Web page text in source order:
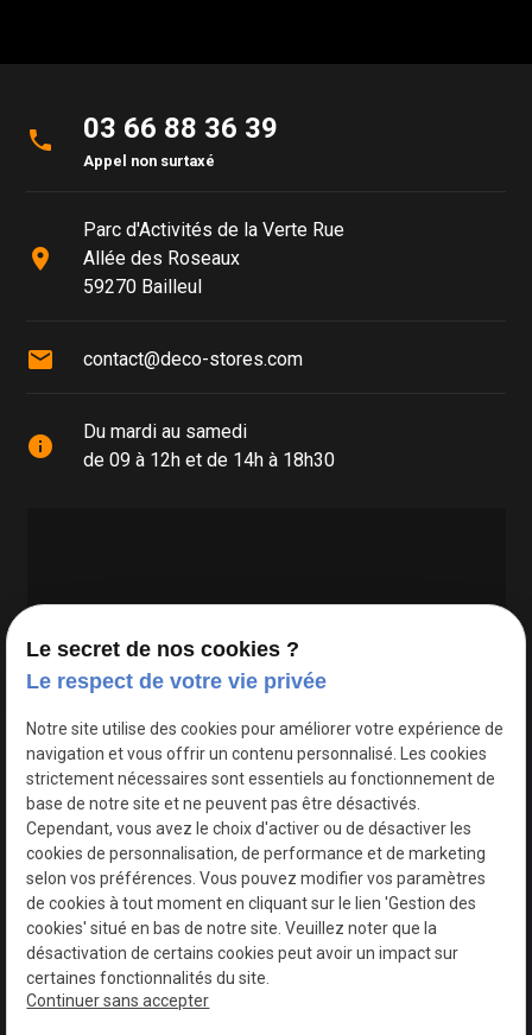
phone 03 66 88 36 39
Appel non surtaxé
place
Parc d'Activités de la Verte Rue
Allée des Roseaux
59270 Bailleul
mail contact@deco-stores.com
info
Du mardi au samedi
de 09 à 12h et de 14h à 18h30
Google Maps Search API est désactivé.
Le secret de nos cookies ?
Le respect de votre vie privée
Notre site utilise des cookies pour améliorer votre expérience de
navigation et vous offrir un contenu personnalisé. Les cookies
strictement nécessaires sont essentiels au fonctionnement de
base de notre site et ne peuvent pas être désactivés.
Cependant, vous avez le choix d'activer ou de désactiver les
cookies de personnalisation, de performance et de marketing
selon vos préférences. Vous pouvez modifier vos paramètres
de cookies à tout moment en cliquant sur le lien 'Gestion des
cookies' situé en bas de notre site. Veuillez noter que la
désactivation de certains cookies peut avoir un impact sur
certaines fonctionnalités du site.
Continuer sans accepter